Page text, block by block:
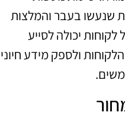
שנעשו בעבר והמלצות
יכולה לסייע
ולספק מידע חיוני